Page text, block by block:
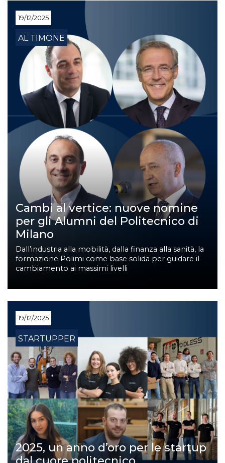
19/12/2025
AL TIMONE
Cambi al vertice: nuove nomine
per gli Alumni del Politecnico di
Milano
Dall’industria alla mobilità, dalla finanza alla sanità, la
formazione Polimi come base solida per guidare il
cambiamento ai massimi livelli
19/12/2025
STARTUPPER
2025, un anno d’oro per le startup